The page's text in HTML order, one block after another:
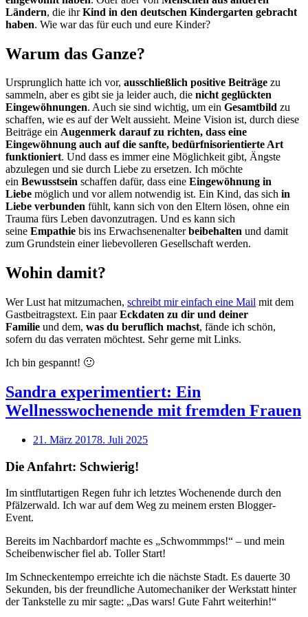
Ländern, die ihrKind in den deutschen Kindergarten gebracht
haben. Wie war das für euch und eure Kinder?
Warum das Ganze?
Ursprunglich hatte ich vor, ausschließlich positive Beiträge zu
sammeln, aber es gibt sie ja leider auch, die nicht geglückten
Eingewöhnungen. Auch sie sind wichtig, um ein Gesamtbild zu
schaffen, wie es auf der Welt aussieht. Meine Vision ist, durch diese
Beiträge ein Augenmerk darauf zu richten, dass eine
Eingewöhnung auch auf die sanfte, bedürfnisorientierte Art
funktioniert. Und dass es immer eine Möglichkeit gibt, Ängste
abzulegen und sie durch Liebe zu ersetzen. Ich möchte
ein Bewusstsein schaffen dafür, dass eine Eingewöhnung in
Liebe möglich und vor allem notwendig ist. Ein Kind, das sich in
Liebe verbunden fühlt, kann sich von den Eltern lösen, ohne ein
Trauma fürs Leben davonzutragen. Und es kann sich
seine Empathie bis ins Erwachsenenalterbeibehalten und damit
zum Grundstein einer liebevolleren Gesellschaft werden.
Wohin damit?
Wer Lust hat mitzumachen, schreibt mir einfach eine Mail mit dem
Gastbeitragstext. Ein paarEckdaten zu dir und deiner
Familie und dem, was du beruflich machst, fände ich schön,
sofern du das verraten möchtest. Sehr gerne mit Links.
Ich bin gespannt! 🙂
Sandra experimentiert: Ein
Wellnesswochenende mit fremden Frauen
21. März 20178. Juli 2025
Die Anfahrt: Schwierig!
Im sintflutartigen Regen fuhr ich letztes Wochenende durch den
Pfälzerwald. Ich war auf dem Weg zu meinem ersten Blogger-
Event.
Bereits im Nachbardorf machte es „Schwommmps!“ – und mein
Scheibenwischer fiel ab. Toller Start!
Im Schneckentempo erreichte ich die nächste Stadt. Es dauerte 30
Sekunden, bis der freundliche Automechaniker der Werkstatt hinter
der Tankstelle zu mir sagte: „Das wars! Gute Fahrt weiterhin!“